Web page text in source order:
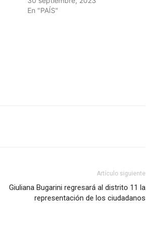
En "PAÍS"
Artículo siguiente
Giuliana Bugarini regresará al distrito 11 la
representación de los ciudadanos